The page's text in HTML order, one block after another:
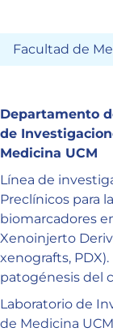
Facultad de
Departamento
de
Medicina UCM
Línea de
Preclínicos para
biomarcadores
Xenoinjerto
xenografts,
patogénesis del
Laboratorio de
de Medicina